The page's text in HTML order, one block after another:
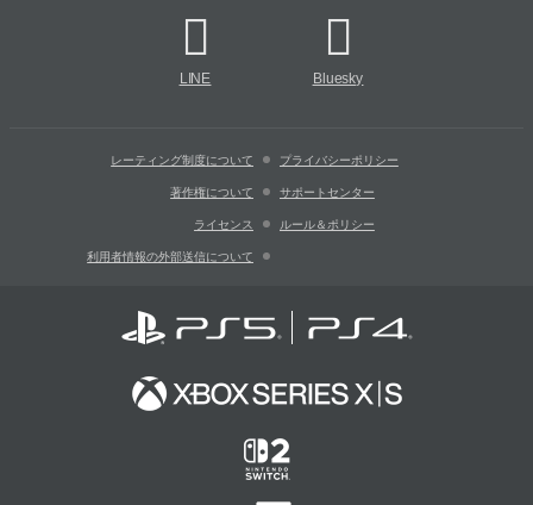
LINE Bluesky
レーティング制度について プライバシーポリシー
著作権について サポートセンター
ライセンス ルール＆ポリシー
利用者情報の外部送信について